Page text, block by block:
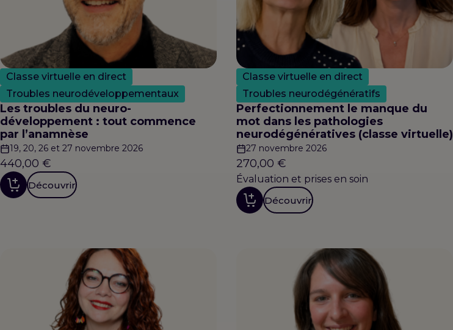
Classe virtuelle en direct
Troubles neurodéveloppementaux
Les troubles du neuro-
développement : tout commence
par l’anamnèse
19, 20, 26 et 27 novembre 2026
440,00 €
Découvrir
Classe virtuelle en direct
Troubles neurodégénératifs
Perfectionnement le manque du
mot dans les pathologies
neurodégénératives (classe virtuelle)
27 novembre 2026
270,00 €
Évaluation et prises en soin
Découvrir